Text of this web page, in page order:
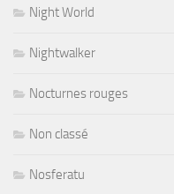
Night World
Nightwalker
Nocturnes rouges
Non classé
Nosferatu